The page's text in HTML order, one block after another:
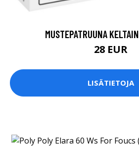
MUSTEPATRUUNA
28 EUR
LISÄTIETOJA